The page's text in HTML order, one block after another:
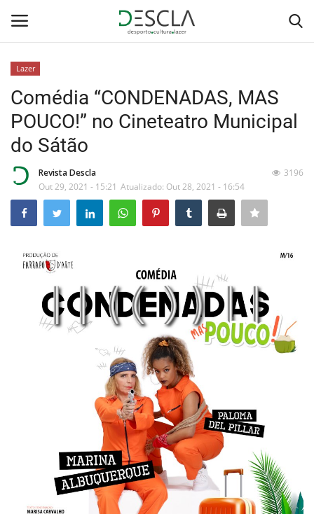
Home
Desporto
Sobre Nós
Educação
Lazer
Comédia “CONDENADAS, MAS
POUCO!” no Cineteatro Municipal
do Sátão
Revista Descla
Out 29, 2021 - 15:21 Atualizado: Out 28, 2021 - 16:54
3196